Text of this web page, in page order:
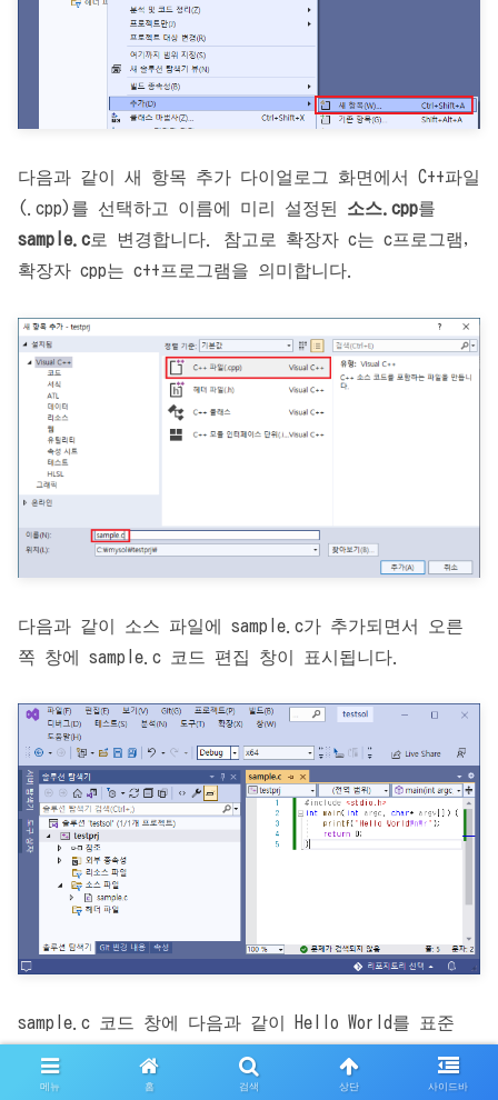
다음과 같이 새 항목 추가 다이얼로그 화면에서 C++파일
(.cpp)를 선택하고 이름에 미리 설정된 소스.cpp를
sample.c로 변경합니다. 참고로 확장자 c는 c프로그램,
확장자 cpp는 c++프로그램을 의미합니다.
다음과 같이 소스 파일에 sample.c가 추가되면서 오른
쪽 창에 sample.c 코드 편집 창이 표시됩니다.
sample.c 코드 창에 다음과 같이 Hello World를 표준
출력하는 소스를 입력하고 저장합니다.
메뉴 홈 검색 상단 사이드바